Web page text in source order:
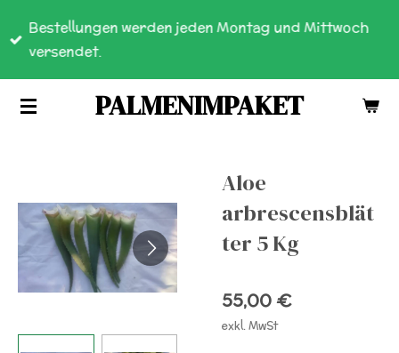
Zum
Hauptinhalt
PALMENIMPAKET
Bestellungen werden jeden Montag und Mittwoch
versendet.
Aloe
arbrescensblät
ter 5 Kg
55,00 €
exkl. MwSt